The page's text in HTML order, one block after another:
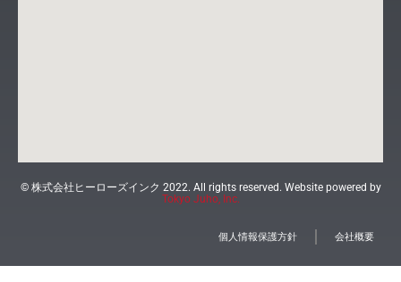
© 株式会社ヒーローズインク 2022. All rights reserved. Website powered by
Tokyo Juho, Inc.
個人情報保護方針 会社概要